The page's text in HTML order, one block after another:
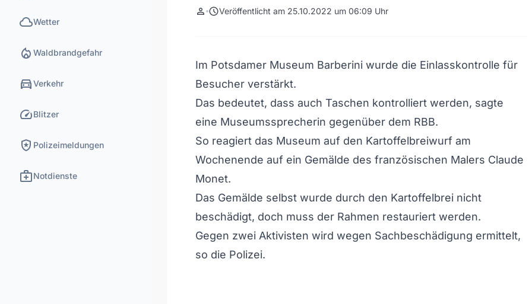
cloudWetter
local_fire_department Waldbrandgefahr
directions_carVerkehr
speedBlitzer
local_police Polizeimeldungen
medical_servicesNotdienste
person scheduleVeröffentlicht am 25.10.2022 um 06:09 Uhr
Im Potsdamer Museum Barberini wurde die Einlasskontrolle für
Besucher verstärkt.
Das bedeutet, dass auch Taschen kontrolliert werden, sagte
eine Museumssprecherin gegenüber dem RBB.
So reagiert das Museum auf den Kartoffelbreiwurf am
Wochenende auf ein Gemälde des französischen Malers Claude
Monet.
Das Gemälde selbst wurde durch den Kartoffelbrei nicht
beschädigt, doch muss der Rahmen restauriert werden.
Gegen zwei Aktivisten wird wegen Sachbeschädigung ermittelt,
so die Polizei.